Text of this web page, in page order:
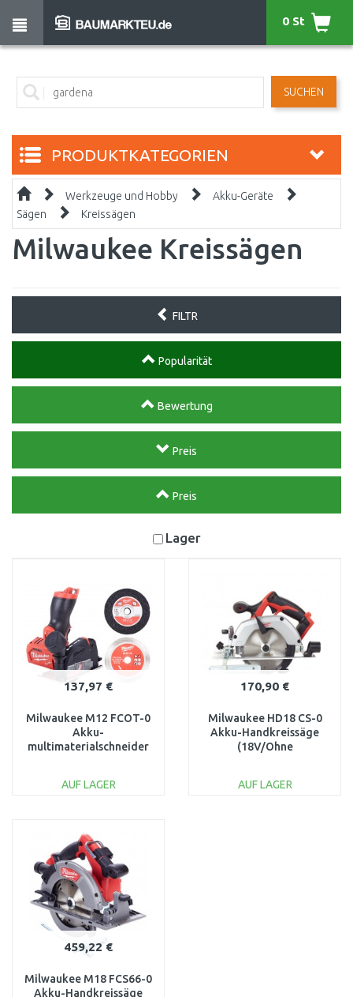
SUCHEN
0 St
PRODUKTKATEGORIEN
Werkzeuge und Hobby
Akku-Geräte
Sägen
Kreissägen
Milwaukee Kreissägen
FILTR
Popularität
Bewertung
Preis
Preis
Lager
137,97 €
Milwaukee M12 FCOT-0
Akku-
multimaterialschneider
4933464618
AUF LAGER
Vergleichen
170,90 €
Milwaukee HD18 CS-0
Akku-Handkreissäge
(18V/Ohne
AUF LAGER
459,22 €
Milwaukee M18 FCS66-0
Akku-Handkreissäge